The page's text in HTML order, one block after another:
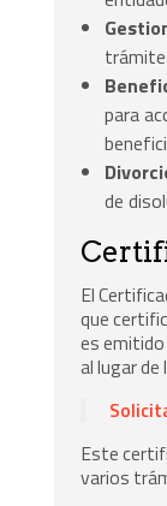
para
de
El
que
es
al lugar de
Este
varios